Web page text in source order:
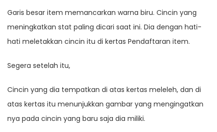
Garis besar item memancarkan warna biru. Cincin yang
meningkatkan stat paling dicari saat ini. Dia dengan hati-
hati meletakkan cincin itu di kertas Pendaftaran item.
Segera setelah itu,
Cincin yang dia tempatkan di atas kertas meleleh, dan di
atas kertas itu menunjukkan gambar yang mengingatkan
nya pada cincin yang baru saja dia miliki.